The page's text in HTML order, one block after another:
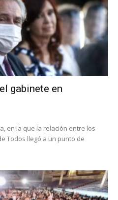
gabinete en
en la que la relación entre los
Todos llegó a un punto de